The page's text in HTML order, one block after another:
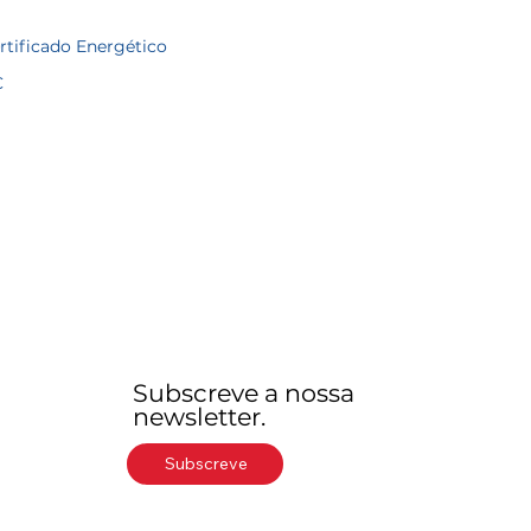
Energético
Subscreve a nossa
newsletter.
Subscreve